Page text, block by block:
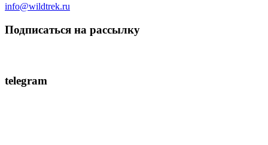
info@wildtrek.ru
Подписаться на рассылку
telegram